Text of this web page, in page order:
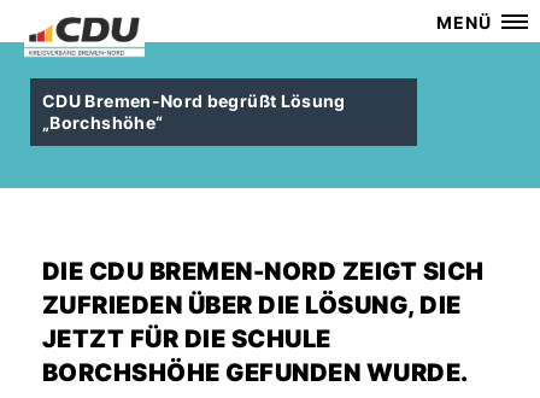
MENÜ
CDU Bremen-Nord begrüßt Lösung
Borchshöhe“
DIE CDU BREMEN-NORD ZEIGT SICH
ZUFRIEDEN ÜBER DIE LÖSUNG, DIE
JETZT FÜR DIE SCHULE
BORCHSHÖHE GEFUNDEN WURDE.